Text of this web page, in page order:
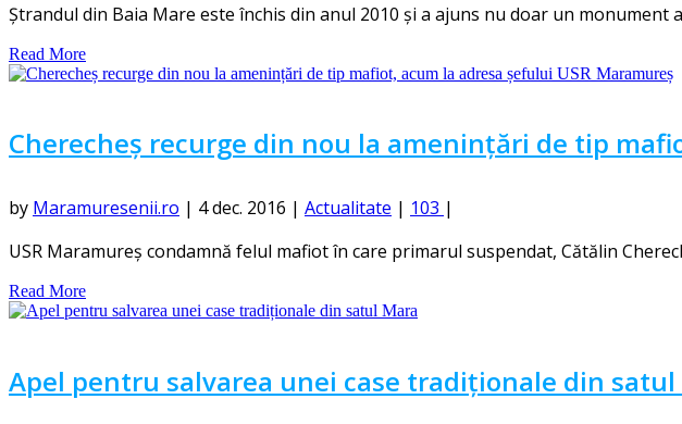
Ștrandul din Baia Mare este închis din anul 2010 și a ajuns nu doar un monument
Read More
Cherecheș recurge din nou la amenințări de tip
by Maramuresenii.ro | 4 dec. 2016 | Actualitate | 103 |
USR Maramureş condamnă felul mafiot în care primarul suspendat, Cătălin
Read More
Apel pentru salvarea unei case tradiționale din satul